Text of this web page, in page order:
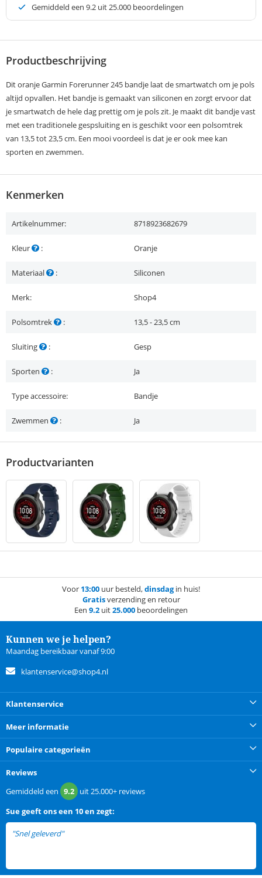
Gemiddeld een 9.2 uit 25.000 beoordelingen
Productbeschrijving
Dit oranje Garmin Forerunner 245 bandje laat de smartwatch om je pols
altijd opvallen. Het bandje is gemaakt van siliconen en zorgt ervoor dat
je smartwatch de hele dag prettig om je pols zit. Je maakt dit bandje vast
met een traditionele gespsluiting en is geschikt voor een polsomtrek
van 13,5 tot 23,5 cm. Een mooi voordeel is dat je er ook mee kan
sporten en zwemmen.
Kenmerken
Artikelnummer: 8718923682679
Kleur : Oranje
Materiaal : Siliconen
Merk: Shop4
Polsomtrek : 13,5 - 23,5 cm
Sluiting : Gesp
Sporten : Ja
Type accessoire: Bandje
Zwemmen : Ja
Productvarianten
Voor 13:00 uur besteld,dinsdagin huis!
Gratisverzending en retour
Een 9.2 uit25.000 beoordelingen
Kunnen we je helpen?
Maandag bereikbaar vanaf 9:00
klantenservice@shop4.nl
Klantenservice
Meer informatie
Populaire categorieën
Reviews
Gemiddeld een 9.2 uit25.000+ reviews
Suegeeft ons een 10 en zegt:
"Snel geleverd"